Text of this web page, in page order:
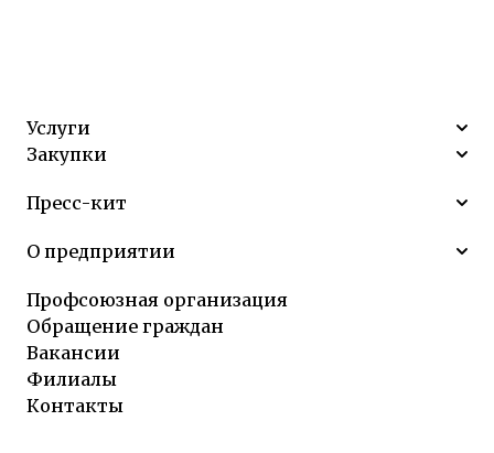
Услуги
Закупки
Пресс-кит
О предприятии
Профсоюзная организация
Обращение граждан
Вакансии
Филиалы
Контакты